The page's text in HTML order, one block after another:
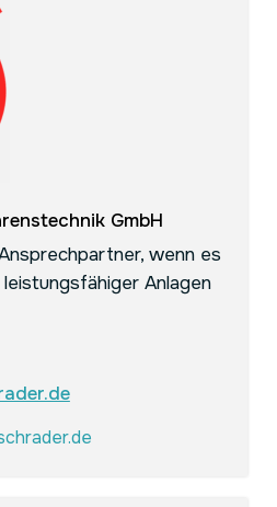
GmbH
wenn es
Anlagen